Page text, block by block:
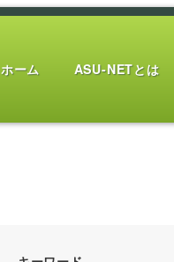
ホーム ASU-NETとは